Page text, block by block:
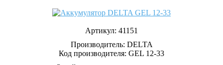
Артикул: 41151
Производитель: DELTA
Код производителя: GEL 12-33